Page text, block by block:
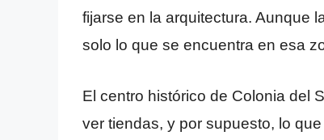
fijarse en la arquitectura. Aunque
solo lo que se encuentra en esa
El centro histórico de Colonia del
ver tiendas, y por supuesto, lo